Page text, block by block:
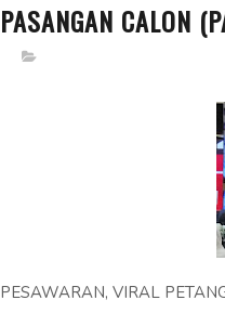
PASANGAN CALON
PESAWARAN, VIRAL